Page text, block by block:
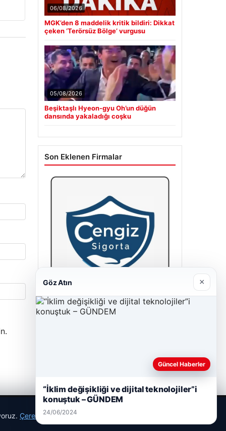
06/08/2026
MGK’den 8 maddelik kritik bildiri: Dikkat
çeken ‘Terörsüz Bölge’ vurgusu
05/08/2026
Beşiktaşlı Hyeon-gyu Oh’un düğün
dansında yakaladığı coşku
Son Eklenen Firmalar
Cengiz Sigorta
Çerez Politikamız
Göz Atın ×
Güncel Haberler
“İklim değişikliği ve dijital teknolojiler”i
konuştuk – GÜNDEM
24/06/2024